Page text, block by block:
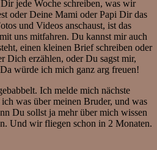
jede Woche schreiben, was wir
oder Deine Mami oder Papi Dir das
und Videos anschaust, ist das
uns mitfahren. Du kannst mir auch
einen kleinen Brief schreiben oder
Dich erzählen, oder Du sagst mir,
würde ich mich ganz arg freuen!
Ich melde mich nächste
was über meinen Bruder, und was
Du sollst ja mehr über mich wissen
Und wir fliegen schon in 2 Monaten.